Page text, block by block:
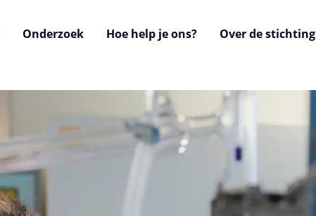
Onderzoek Hoe help je ons? Over de stichting